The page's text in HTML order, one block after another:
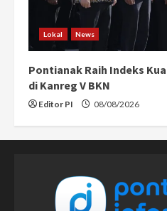
Lokal News
Pontianak Raih Indeks
di Kanreg V BKN
Editor PI 08/08/2026